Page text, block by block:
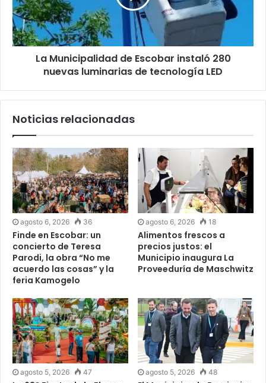
La Municipalidad de Escobar instaló 280
nuevas luminarias de tecnología LED
Noticias relacionadas
agosto 6, 2026 36
Finde en Escobar: un
concierto de Teresa
Parodi, la obra “No me
acuerdo las cosas” y la
feria Kamogelo
agosto 6, 2026 18
Alimentos frescos a
precios justos: el
Municipio inaugura La
Proveeduría de Maschwitz
agosto 5, 2026 47 agosto 5, 2026 48